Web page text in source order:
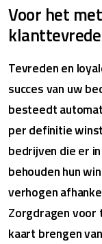
Voor het
Tevreden en
succes van uw
besteedt
per definitie
bedrijven die er
behouden hun
verhogen
Zorgdragen voor
kaart brengen